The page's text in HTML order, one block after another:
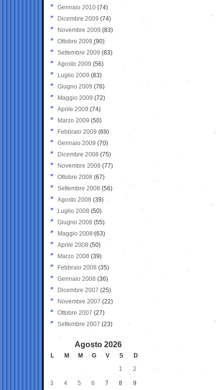
Gennaio 2010 (74)
Dicembre 2009 (74)
Novembre 2009 (83)
Ottobre 2009 (90)
Settembre 2009 (83)
Agosto 2009 (56)
Luglio 2009 (83)
Giugno 2009 (76)
Maggio 2009 (72)
Aprile 2009 (74)
Marzo 2009 (50)
Febbraio 2009 (69)
Gennaio 2009 (70)
Dicembre 2008 (75)
Novembre 2008 (77)
Ottobre 2008 (67)
Settembre 2008 (56)
Agosto 2008 (39)
Luglio 2008 (50)
Giugno 2008 (55)
Maggio 2008(63)
Aprile 2008 (50)
Marzo 2008 (39)
Febbraio 2008 (35)
Gennaio 2008 (36)
Dicembre 2007 (25)
Novembre 2007 (22)
Ottobre 2007 (27)
Settembre 2007 (23)
Agosto 2026
L M M G V S
D
1
2
3 4 5 6 7 8 9